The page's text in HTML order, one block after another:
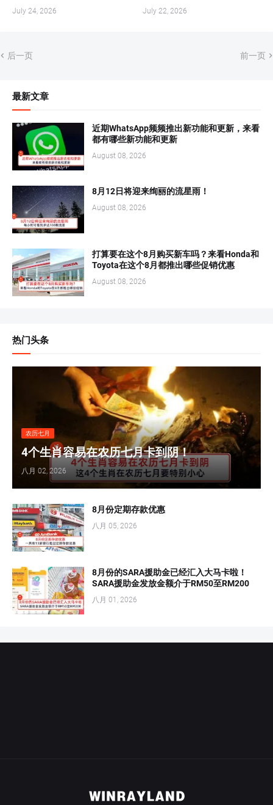
July 24, 2026 July 22, 2026
后一页 前一页
最新文章
近期WhatsApp频频推出新功能和更新，来看
都有哪些新功能和更新
August 08, 2026
8月12日将迎来绚丽的流星雨！
August 08, 2026
打算要在这个8月购买新车吗？来看Honda和
Toyota在这个8月都推出哪些促销优惠
August 08, 2026
热门头条
农历七月
4个生肖容易在农历七月卡到阴！
八月 02, 2026
8月份定期存款优惠
八月 05, 2026
8月份的SARA援助金已经汇入大马卡啦！
SARA援助金发放金额介于RM50至RM200
八月 01, 2026